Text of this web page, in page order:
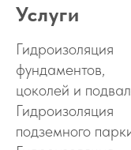
Услуги
Гидроизоляция
фундаментов,
цоколей и
Гидроизоляция
подземного